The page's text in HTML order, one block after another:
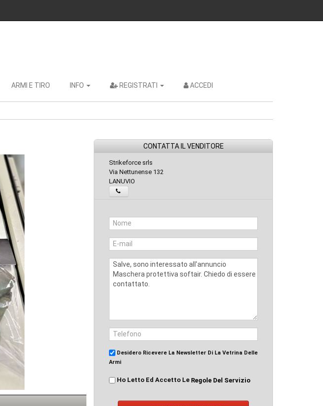
ARMI E TIRO INFO REGISTRATI ACCEDI
CONTATTA IL VENDITORE
Strikeforce srls
Via Nettunense 132
LANUVIO
Desidero Ricevere La Newsletter Di La Vetrina Delle
Armi
Ho Letto Ed Accetto Le Regole Del Servizio